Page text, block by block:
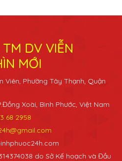
DV VIỄN
MỚI
Viên, Phường Tây Thạnh, Quận
Xoài, Bình Phước, Việt Nam
68 2958
do Sở Kế hoạch và Đầu